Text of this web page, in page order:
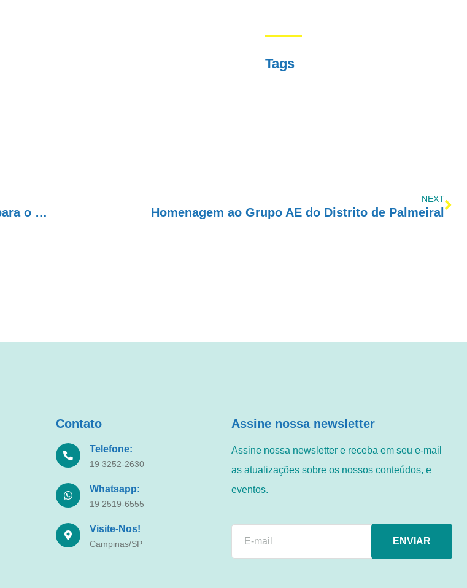
Tags
Consumo de álcool é um dos principais fatores de risco para o suicídio
NEXT
Homenagem ao Grupo AE do Distrito de Palmeiral
Contato
Telefone:
19 3252-2630
Whatsapp:
19 2519-6555
Visite-Nos!
Campinas/SP
Assine nossa newsletter
Assine nossa newsletter e receba em seu e-mail
as atualizações sobre os nossos conteúdos, e
eventos.
ENVIAR